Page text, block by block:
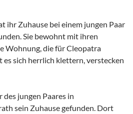
ihr Zuhause bei einem jungen Paar
Sie bewohnt mit ihren
Wohnung, die für Cleopatra
sich herrlich klettern, verstecken
jungen Paares in
sein Zuhause gefunden. Dort